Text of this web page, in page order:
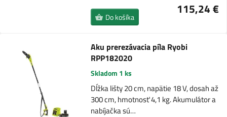
115,24 €
Do košíka
Aku prerezávacia píla Ryobi
RPP182020
Skladom 1 ks
Dĺžka lišty 20 cm, napätie 18 V, dosah až
300 cm, hmotnosť 4,1 kg. Akumulátor a
nabíjačka sú…